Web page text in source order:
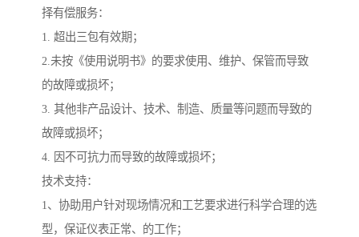
择有偿服务：
1. 超出三包有效期；
2.未按《使用说明书》的要求使用、维护、保管而导致
的故障或损坏；
3. 其他非产品设计、技术、制造、质量等问题而导致的
故障或损坏；
4. 因不可抗力而导致的故障或损坏；
技术支持：
1、协助用户针对现场情况和工艺要求进行科学合理的选
型，保证仪表正常、的工作；